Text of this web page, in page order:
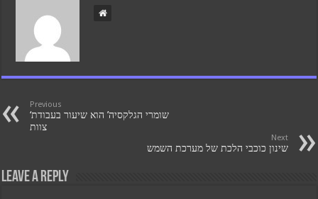
Previous
‘שומרי הגלקסיה’ הוא שיעור בעבודת
צוות
Next
שינון כוכבי הלכת של מערכת השמש
Leave a Reply